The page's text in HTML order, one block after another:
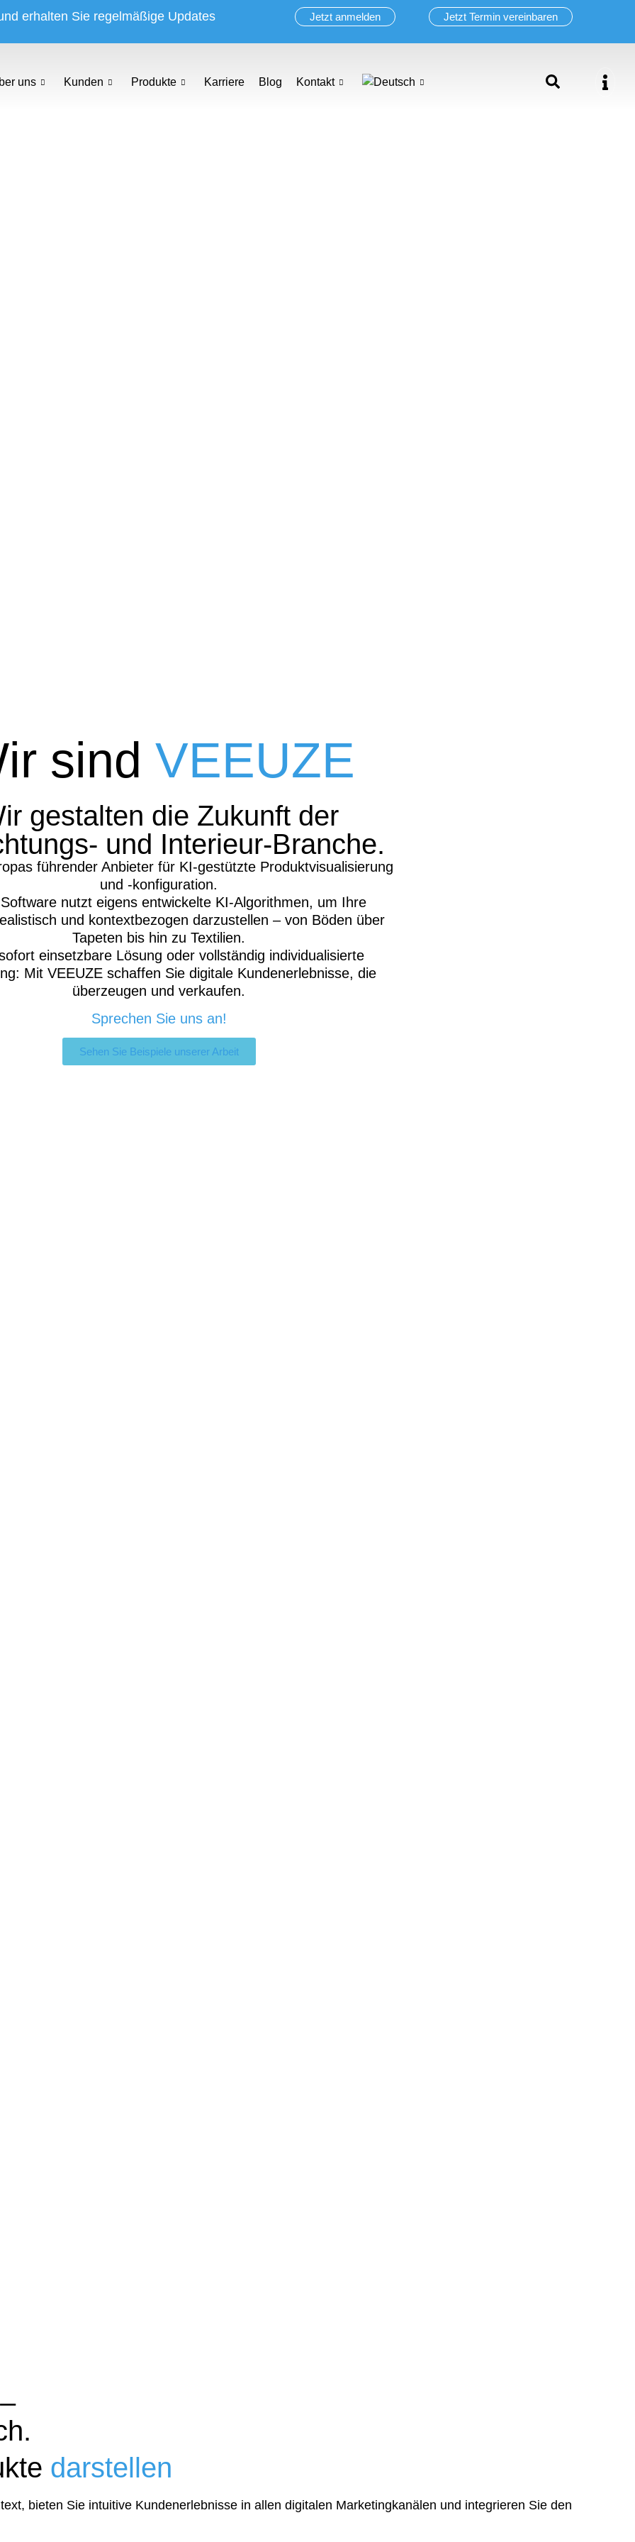
erhalten Sie regelmäßige Updates Jetzt anmelden Jetzt Termin vereinbaren
uns Kunden Produkte Karriere Blog Kontakt
sind VEEUZE
gestalten die Zukunft der
und Interieur-Branche.
führender Anbieter für KI-gestützte Produktvisualisierung
und -konfiguration.
nutzt eigens entwickelte KI-Algorithmen, um Ihre
und kontextbezogen darzustellen – von Böden über
Tapeten bis hin zu Textilien.
einsetzbare Lösung oder vollständig individualisierte
Mit VEEUZE schaffen Sie digitale Kundenerlebnisse, die
überzeugen und verkaufen.
Sprechen Sie uns an!
Sehen Sie Beispiele unserer Arbeit
darstellen
bieten Sie intuitive Kundenerlebnisse in allen digitalen Marketingkanälen und integrieren Sie den